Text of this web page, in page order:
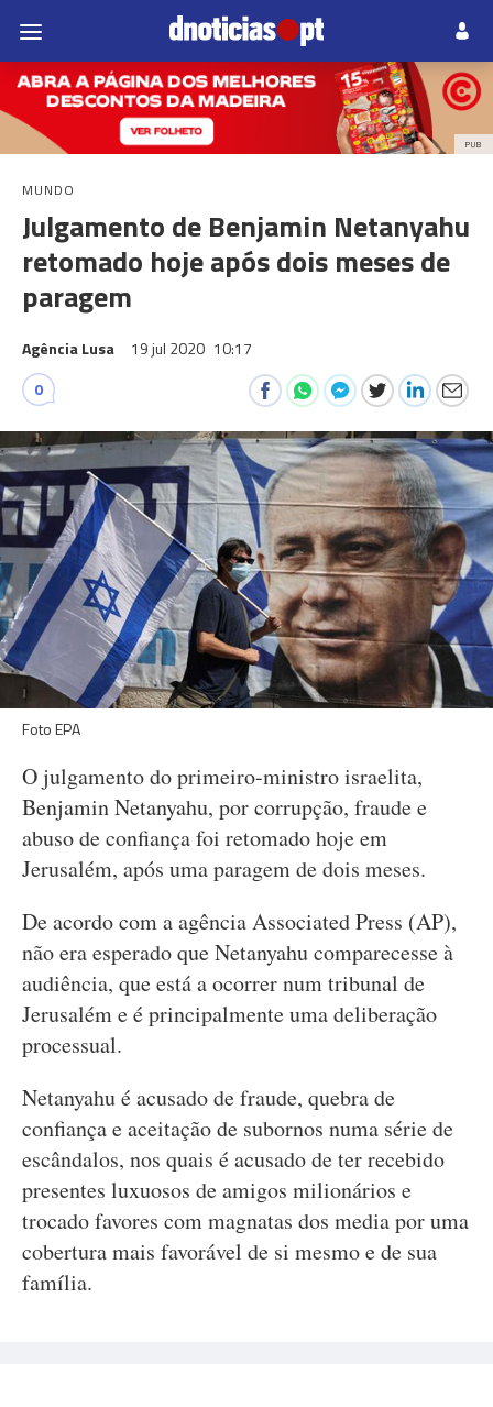
PUB
MUNDO
Julgamento de Benjamin Netanyahu
retomado hoje após dois meses de
paragem
Agência Lusa 19 jul 2020 10:17
0
Foto EPA
O julgamento do primeiro-ministro israelita,
Benjamin Netanyahu, por corrupção, fraude e
abuso de confiança foi retomado hoje em
Jerusalém, após uma paragem de dois meses.
De acordo com a agência Associated Press (AP),
não era esperado que Netanyahu comparecesse à
audiência, que está a ocorrer num tribunal de
Jerusalém e é principalmente uma deliberação
processual.
Netanyahu é acusado de fraude, quebra de
confiança e aceitação de subornos numa série de
escândalos, nos quais é acusado de ter recebido
presentes luxuosos de amigos milionários e
trocado favores com magnatas dos media por uma
cobertura mais favorável de si mesmo e de sua
família.